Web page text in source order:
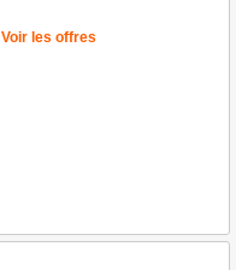
Voir les offres